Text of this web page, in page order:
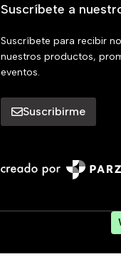
Suscríbete a
Suscríbete para recibir
nuestros productos,
eventos.
Suscribirme